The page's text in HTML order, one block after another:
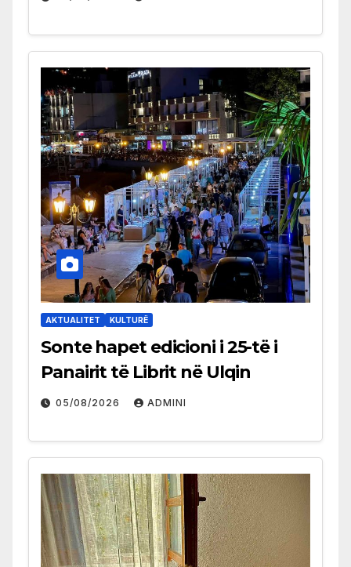
AKTUALITET KULTURË
Sonte hapet edicioni i 25-të i
Panairit të Librit në Ulqin
05/08/2026 ADMINI